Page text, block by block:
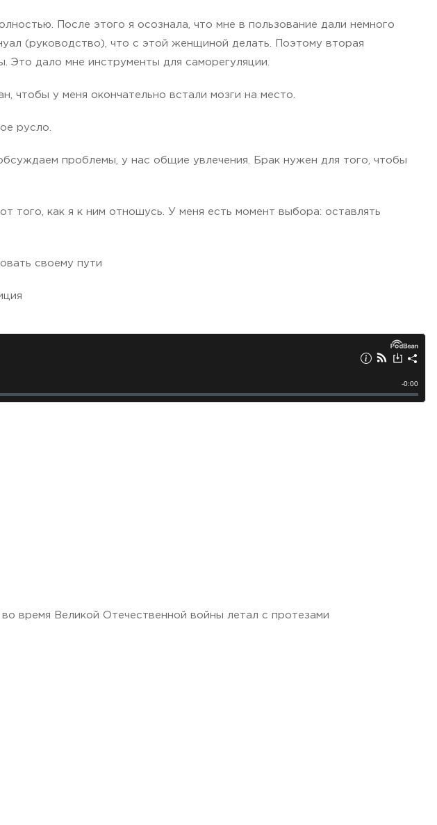
После этого я осознала, что мне в пользование дали немного
(руководство), что с этой женщиной делать. Поэтому вторая
дало мне инструменты для саморегуляции.
чтобы у меня окончательно встали мозги на место.
русло.
проблемы, у нас общие увлечения. Брак нужен для того, чтобы
того, как я к ним отношусь. У меня есть момент выбора: оставлять
своему пути
время Великой Отечественной войны летал с протезами